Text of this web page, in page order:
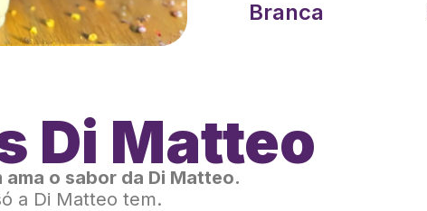
Branca
Di Matteo
o sabor da Di Matteo.
a Di Matteo tem.